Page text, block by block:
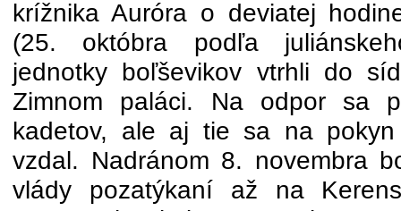
krížnika Auróra o deviatej
(25. októbra podľa
jednotky boľševikov vtrhli do
Zimnom paláci. Na odpor sa
kadetov, ale aj tie sa na pokyn
vzdal. Nadránom 8. novembra
vlády pozatýkaní až na